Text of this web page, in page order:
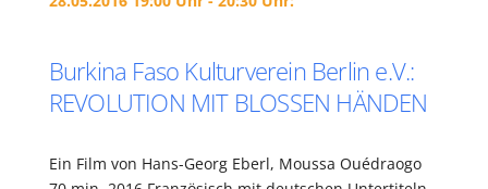
Burkina Faso Kulturverein Berlin e.V.:
REVOLUTION MIT BLOSSEN HÄNDEN
Ein Film von Hans-Georg Eberl, Moussa Ouédraogo